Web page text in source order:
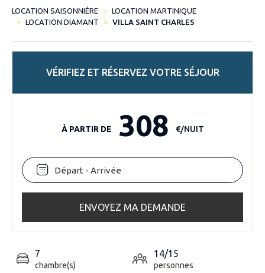
LOCATION SAISONNIÈRE
LOCATION MARTINIQUE
LOCATION DIAMANT
VILLA SAINT CHARLES
VÉRIFIEZ ET RÉSERVEZ VOTRE SÉJOUR
À PARTIR DE 308 €/NUIT
ENVOYEZ MA DEMANDE
7
chambre(s)
14/15
personnes